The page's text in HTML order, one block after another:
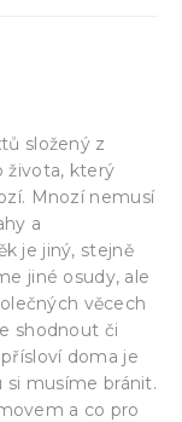
složený z
života, který
Mnozí nemusí
a
je jiný, stejně
jiné osudy, ale
věcech
shodnout či
doma je
si musíme bránit.
a co pro